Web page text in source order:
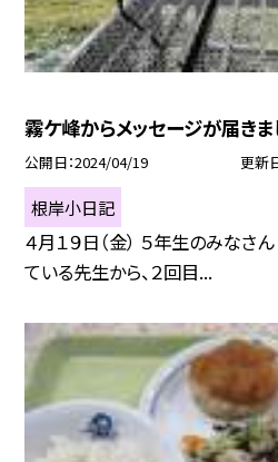
霧ケ峰からメッセージが届き
公開日 2024/04/19 更新
根岸小日記
４月１９日（金） ５年生のみな
ている先生から、２回目...